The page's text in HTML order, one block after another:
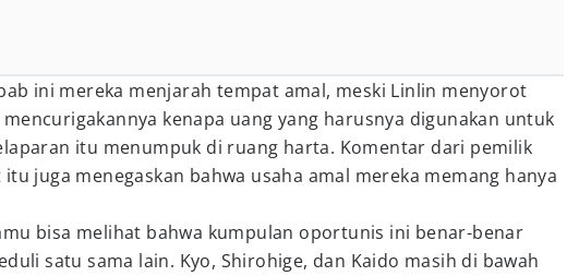
ini mereka menjarah tempat amal, meski Linlin menyorot
kenapa uang yang harusnya digunakan untuk
itu menumpuk di ruang harta. Komentar dari pemilik
juga menegaskan bahwa usaha amal mereka memang hanya
bisa melihat bahwa kumpulan oportunis ini benar-benar
satu sama lain. Kyo, Shirohige, dan Kaido masih di bawah